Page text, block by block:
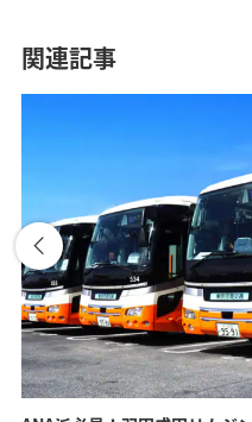
関連記事